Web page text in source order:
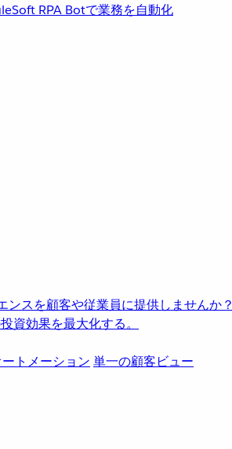
RPA Botで業務を自動化
スを顧客や従業員に提供しませんか？
資効果を最大化する。
トメーション 単一の顧客ビュー